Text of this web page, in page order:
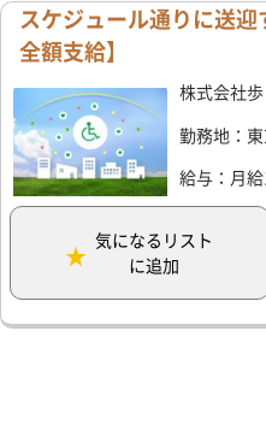
スケジュール通りに送
全額支給】
株式会社
勤務地：
給与：月
気になるリスト
に追加